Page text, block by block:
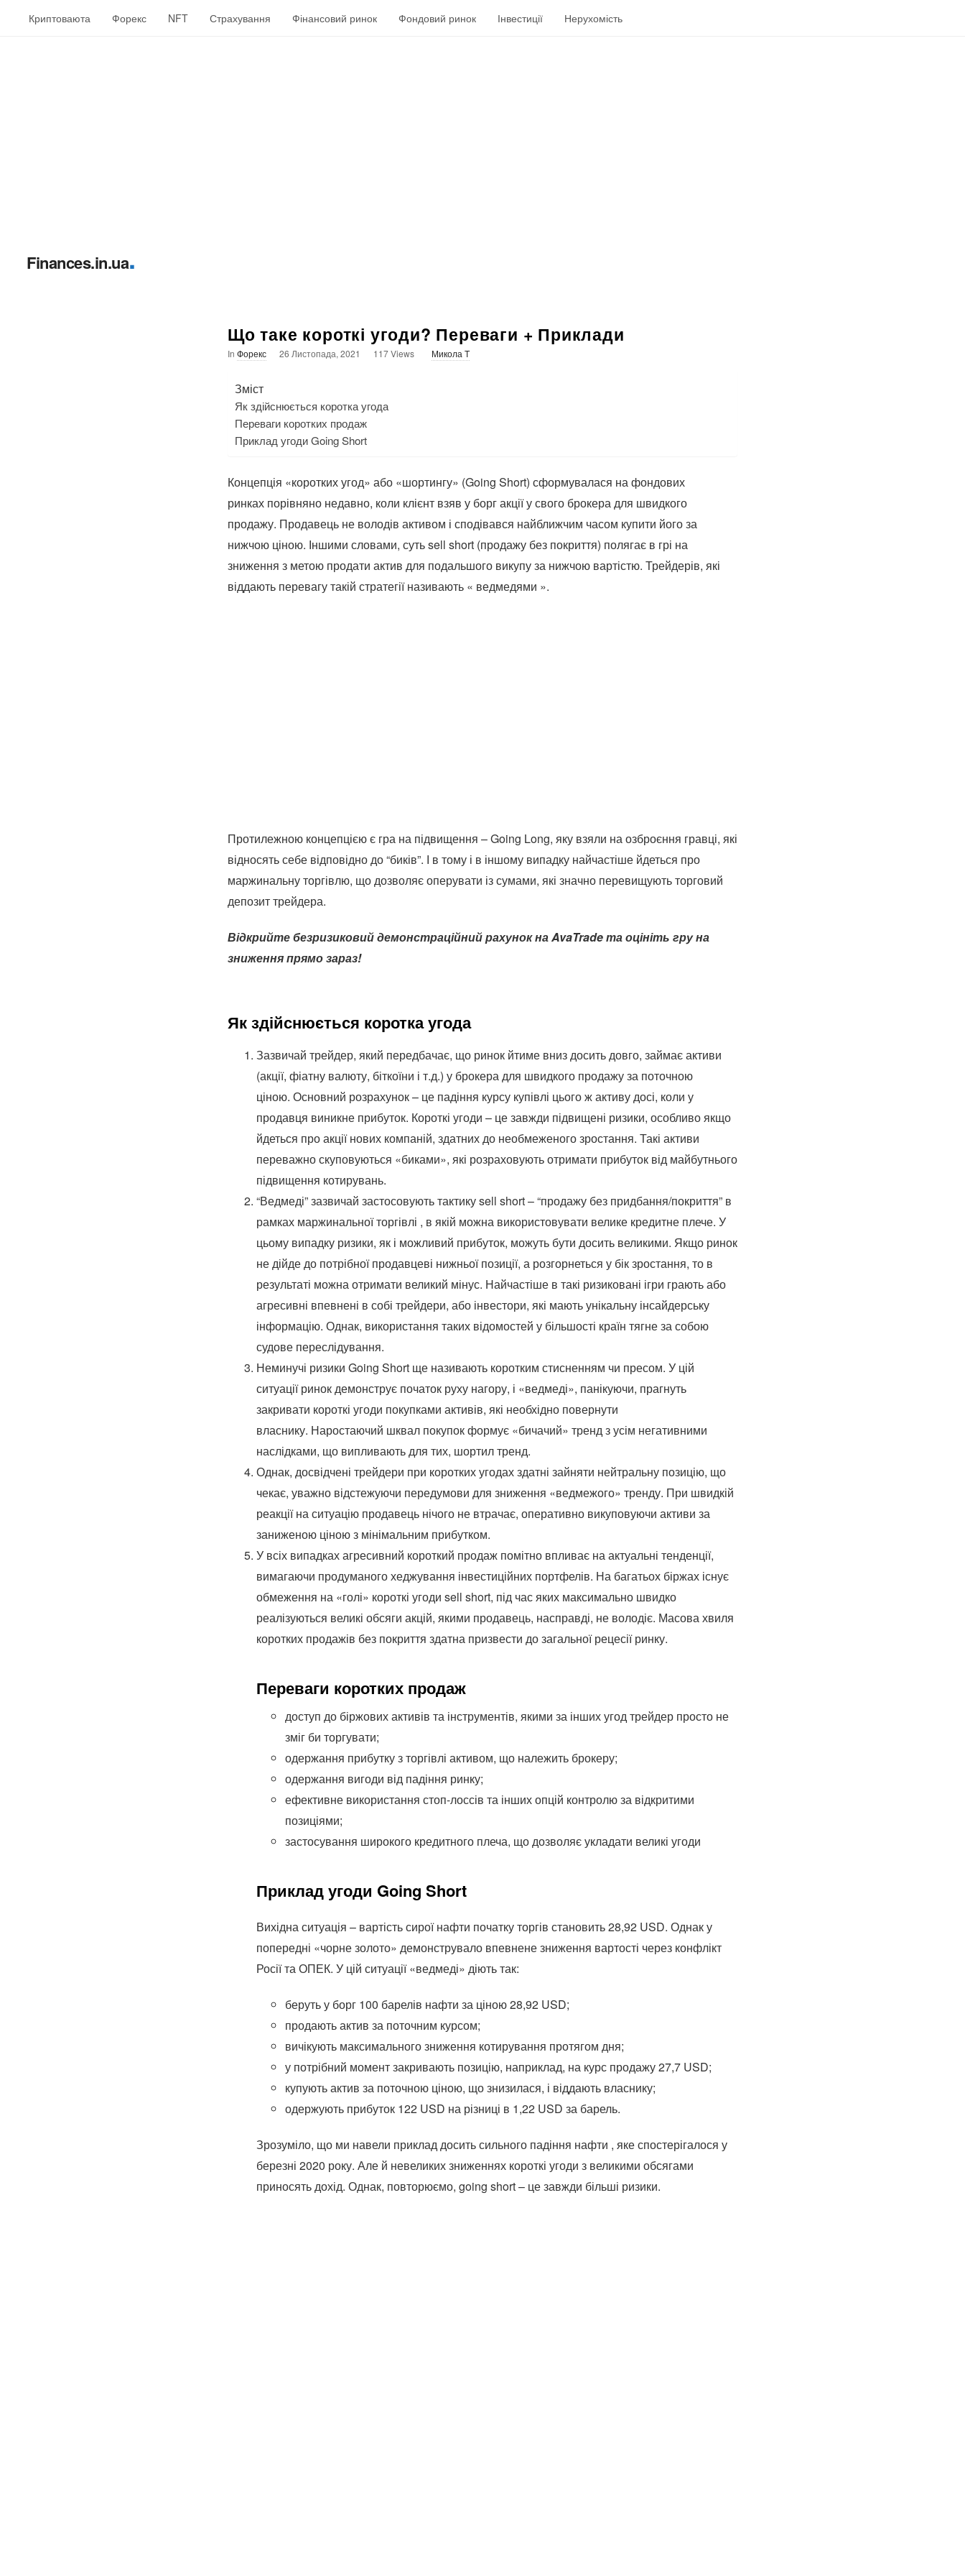
Криптоваюта Форекс NFT Страхування Фінансовий ринок Фондовий ринок Інвестиції Нерухомість
Finances.in.ua.
Що таке короткі угоди? Переваги + Приклади
In Форекс 26 Листопада, 2021 117 Views Микола T
Зміст
Як здійснюється коротка угода
Переваги коротких продаж
Приклад угоди Going Short
Концепція «коротких угод» або «шортингу» (Going Short) сформувалася на фондових
ринках порівняно недавно, коли клієнт взяв у борг акції у свого брокера для швидкого
продажу. Продавець не володів активом і сподівався найближчим часом купити його за
нижчою ціною. Іншими словами, суть sell short (продажу без покриття) полягає в грі на
зниження з метою продати актив для подальшого викупу за нижчою вартістю. Трейдерів, які
віддають перевагу такій стратегії називають « ведмедями ».
Протилежною концепцією є гра на підвищення – Going Long, яку взяли на озброєння гравці, які
відносять себе відповідно до “биків”. І в тому і в іншому випадку найчастіше йдеться про
маржинальну торгівлю, що дозволяє оперувати із сумами, які значно перевищують торговий
депозит трейдера.
Відкрийте безризиковий демонстраційний рахунок на AvaTrade та оцініть гру на
зниження прямо зараз!
Як здійснюється коротка угода
Зазвичай трейдер, який передбачає, що ринок йтиме вниз досить довго, займає активи
(акції, фіатну валюту, біткоїни і т.д.) у брокера для швидкого продажу за поточною
ціною. Основний розрахунок – це падіння курсу купівлі цього ж активу досі, коли у
продавця виникне прибуток. Короткі угоди – це завжди підвищені ризики, особливо якщо
йдеться про акції нових компаній, здатних до необмеженого зростання. Такі активи
переважно скуповуються «биками», які розраховують отримати прибуток від майбутнього
підвищення котирувань.
“Ведмеді” зазвичай застосовують тактику sell short – “продажу без придбання/покриття” в
рамках маржинальної торгівлі , в якій можна використовувати велике кредитне плече. У
цьому випадку ризики, як і можливий прибуток, можуть бути досить великими. Якщо ринок
не дійде до потрібної продавцеві нижньої позиції, а розгорнеться у бік зростання, то в
результаті можна отримати великий мінус. Найчастіше в такі ризиковані ігри грають або
агресивні впевнені в собі трейдери, або інвестори, які мають унікальну інсайдерську
інформацію. Однак, використання таких відомостей у більшості країн тягне за собою
судове переслідування.
Неминучі ризики Going Short ще називають коротким стисненням чи пресом. У цій
ситуації ринок демонструє початок руху нагору, і «ведмеді», панікуючи, прагнуть
закривати короткі угоди покупками активів, які необхідно повернути
власнику. Наростаючий шквал покупок формує «бичачий» тренд з усім негативними
наслідками, що випливають для тих, шортил тренд.
Однак, досвідчені трейдери при коротких угодах здатні зайняти нейтральну позицію, що
чекає, уважно відстежуючи передумови для зниження «ведмежого» тренду. При швидкій
реакції на ситуацію продавець нічого не втрачає, оперативно викуповуючи активи за
заниженою ціною з мінімальним прибутком.
У всіх випадках агресивний короткий продаж помітно впливає на актуальні тенденції,
вимагаючи продуманого хеджування інвестиційних портфелів. На багатьох біржах існує
обмеження на «голі» короткі угоди sell short, під час яких максимально швидко
реалізуються великі обсяги акцій, якими продавець, насправді, не володіє. Масова хвиля
коротких продажів без покриття здатна призвести до загальної рецесії ринку.
Переваги коротких продаж
доступ до біржових активів та інструментів, якими за інших угод трейдер просто не
зміг би торгувати;
одержання прибутку з торгівлі активом, що належить брокеру;
одержання вигоди від падіння ринку;
ефективне використання стоп-лоссів та інших опцій контролю за відкритими
позиціями;
застосування широкого кредитного плеча, що дозволяє укладати великі угоди
Приклад угоди Going Short
Вихідна ситуація – вартість сирої нафти початку торгів становить 28,92 USD. Однак у
попередні «чорне золото» демонструвало впевнене зниження вартості через конфлікт
Росії та ОПЕК. У цій ситуації «ведмеді» діють так:
беруть у борг 100 барелів нафти за ціною 28,92 USD;
продають актив за поточним курсом;
вичікують максимального зниження котирування протягом дня;
у потрібний момент закривають позицію, наприклад, на курс продажу 27,7 USD;
купують актив за поточною ціною, що знизилася, і віддають власнику;
одержують прибуток 122 USD на різниці в 1,22 USD за барель.
Зрозуміло, що ми навели приклад досить сильного падіння нафти , яке спостерігалося у
березні 2020 року. Але й невеликих зниженнях короткі угоди з великими обсягами
приносять дохід. Однак, повторюємо, going short – це завжди більші ризики.